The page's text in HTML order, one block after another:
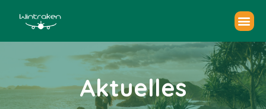
Aktuelles